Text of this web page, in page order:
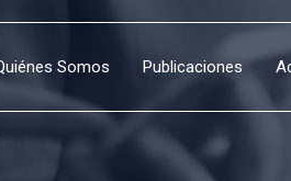
Somos Publicaciones